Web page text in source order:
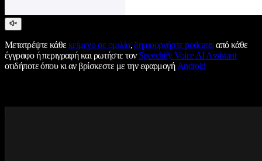
Μετατρέψτε κάθεκείμενο σε ομιλία,δημιουργήστε podcastsαπό κάθε
έγγραφο ή περιγραφή και ρωτήστε τον Speechify Voice AI Assistant
οτιδήποτε όπου κι αν βρίσκεστε με την εφαρμογήAndroid